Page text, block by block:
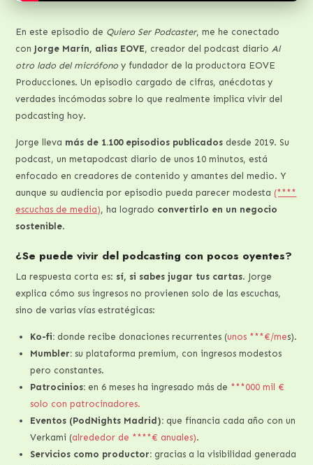
En este episodio de Quiero Ser Podcaster, me he conectado
con Jorge Marín, alias EOVE, creador del podcast diarioAl
otro lado del micrófono y fundador de la productora EOVE
Producciones. Un episodio cargado de cifras, anécdotas y
verdades incómodas sobre lo que realmente implica vivir del
podcasting hoy.
Jorge lleva más de 1.100 episodios publicados desde 2019. Su
podcast, un metapodcast diario de unos 10 minutos, está
enfocado en creadores de contenido y amantes del medio. Y
aunque su audiencia por episodio pueda parecer modesta (****
escuchas de media), ha logrado convertirlo en un negocio
sostenible.
¿Se puede vivir del podcasting con pocos oyentes?
La respuesta corta es: sí, si sabes jugar tus cartas. Jorge
explica cómo sus ingresos no provienen solo de las escuchas,
sino de varias vías estratégicas:
Ko-fi: donde recibe donaciones recurrentes (unos ***€/mes).
Mumbler: su plataforma premium, con ingresos modestos
pero constantes.
Patrocinios: en 6 meses ha ingresado más de ***000 mil €
solo con patrocinadores.
Eventos (PodNights Madrid): que financia cada año con un
Verkami (alrededor de ****€ anuales).
Servicios como productor: gracias a la visibilidad generada